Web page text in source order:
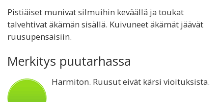
Pistiäiset munivat silmuihin keväällä ja toukat
talvehtivat äkämän sisällä. Kuivuneet äkämät jäävät
ruusupensaisiin.
Merkitys puutarhassa
Harmiton. Ruusut eivät kärsi vioituksista.